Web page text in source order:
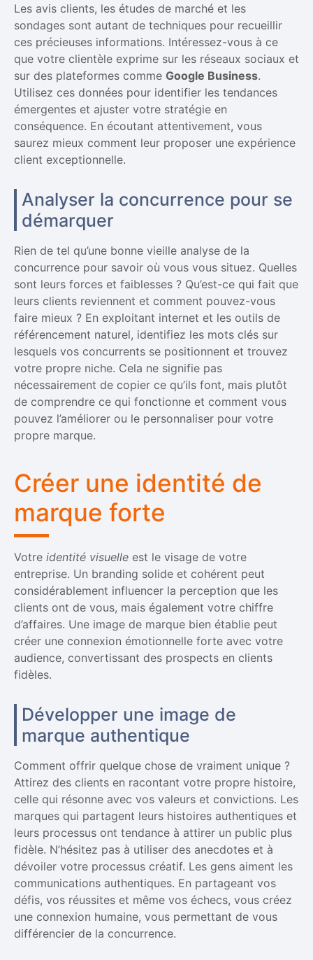
Les avis clients, les études de marché et les
sondages sont autant de techniques pour recueillir
ces précieuses informations. Intéressez-vous à ce
que votre clientèle exprime sur les réseaux sociaux et
sur des plateformes comme Google Business.
Utilisez ces données pour identifier les tendances
émergentes et ajuster votre stratégie en
conséquence. En écoutant attentivement, vous
saurez mieux comment leur proposer une expérience
client exceptionnelle.
Analyser la concurrence pour se
démarquer
Rien de tel qu’une bonne vieille analyse de la
concurrence pour savoir où vous vous situez. Quelles
sont leurs forces et faiblesses ? Qu’est-ce qui fait que
leurs clients reviennent et comment pouvez-vous
faire mieux ? En exploitant internet et les outils de
référencement naturel, identifiez les mots clés sur
lesquels vos concurrents se positionnent et trouvez
votre propre niche. Cela ne signifie pas
nécessairement de copier ce qu’ils font, mais plutôt
de comprendre ce qui fonctionne et comment vous
pouvez l’améliorer ou le personnaliser pour votre
propre marque.
Créer une identité de
marque forte
Votre identité visuelle est le visage de votre
entreprise. Un branding solide et cohérent peut
considérablement influencer la perception que les
clients ont de vous, mais également votre chiffre
d’affaires. Une image de marque bien établie peut
créer une connexion émotionnelle forte avec votre
audience, convertissant des prospects en clients
fidèles.
Développer une image de
marque authentique
Comment offrir quelque chose de vraiment unique ?
Attirez des clients en racontant votre propre histoire,
celle qui résonne avec vos valeurs et convictions. Les
marques qui partagent leurs histoires authentiques et
leurs processus ont tendance à attirer un public plus
fidèle. N’hésitez pas à utiliser des anecdotes et à
dévoiler votre processus créatif. Les gens aiment les
communications authentiques. En partageant vos
défis, vos réussites et même vos échecs, vous créez
une connexion humaine, vous permettant de vous
différencier de la concurrence.